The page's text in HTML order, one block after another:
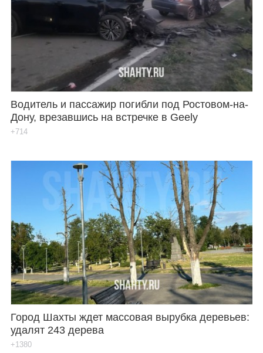
Водитель и пассажир погибли под Ростовом-на-
Дону, врезавшись на встречке в Geely
+714
Город Шахты ждет массовая вырубка деревьев:
удалят 243 дерева
+1380